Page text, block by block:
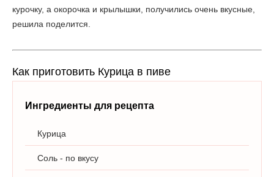
курочку, а окорочка и крылышки, получились очень вкусные,
решила поделится.
Как приготовить Курица в пиве
Ингредиенты для рецепта
Курица
Соль - по вкусу